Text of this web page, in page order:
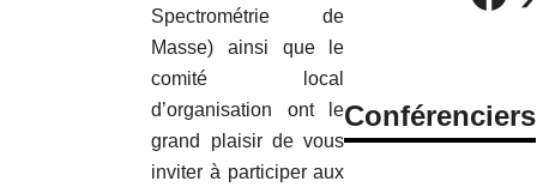
Spectrométrie de
Masse) ainsi que le
comité local
d’organisation ont le
grand plaisir de vous
inviter à participer aux
Conférenciers